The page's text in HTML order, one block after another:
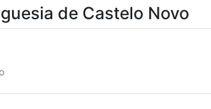
de Castelo Novo